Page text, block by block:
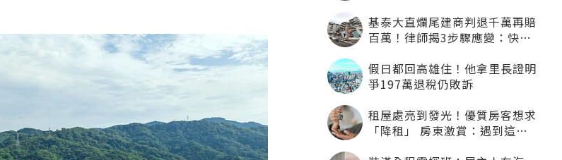
基泰大直爛尾建商判退千萬再賠
百萬！律師揭3步驟應變：快通
假日都回高雄住！他拿里長證明
爭197萬退稅仍敗訴
租屋處亮到發光！優質房客想求
「降租」 房東激賞：遇到這種